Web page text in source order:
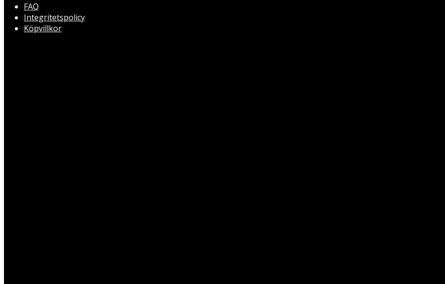
FAQ
Integritetspolicy
Köpvillkor